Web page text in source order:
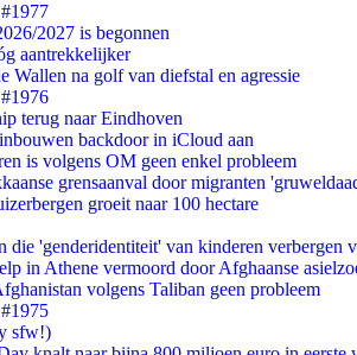
2027 is begonnen
aantrekkelijker
Wallen na golf van diefstal en agressie
terug naar Eindhoven
backdoor in iCloud aan
is volgens OM geen enkel probleem
grensaanval door migranten
groeit naar 100 hectare
die 'genderidentiteit' van kinderen verbergen
in Athene vermoord door Afghaanse
volgens Taliban geen probleem
sfw!)